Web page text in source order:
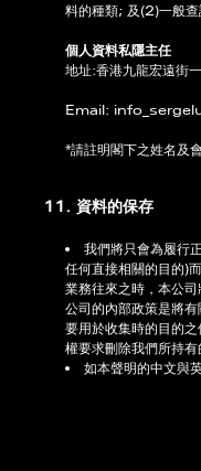
料的種類; 及(2)一般
個人資料私隱主任
地址:香港九龍宏遠街
Email:
*請註明閣下之姓名及
11. 資料的保存
我們將只會為履行
任何直接相關的目的)
業務往來之時，本公
公司的內部政策是將
要用於收集時的目的
權要求刪除我們所持有
如本聲明的中文與